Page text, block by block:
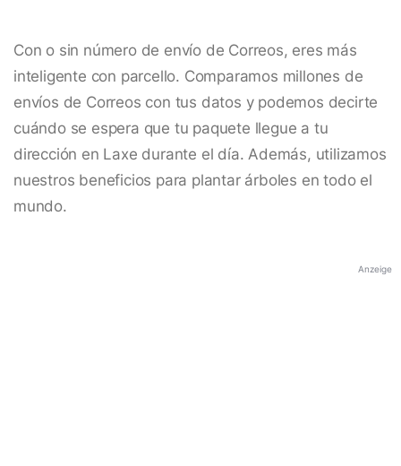
Con o sin número de envío de Correos, eres más
inteligente con parcello. Comparamos millones de
envíos de Correos con tus datos y podemos decirte
cuándo se espera que tu paquete llegue a tu
dirección en Laxe durante el día. Además, utilizamos
nuestros beneficios para plantar árboles en todo el
mundo.
Anzeige